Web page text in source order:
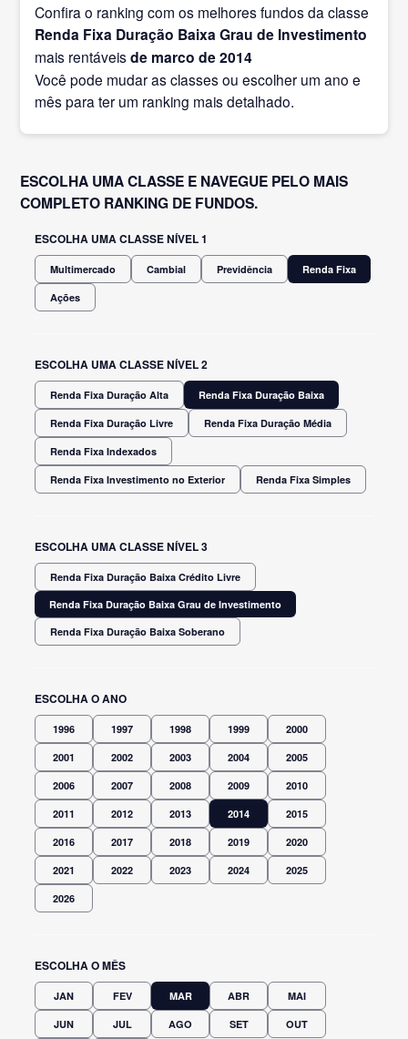
Confira o ranking com os melhores fundos da classe
Renda Fixa Duração Baixa Grau de Investimento
mais rentáveisde marco de 2014
Você pode mudar as classes ou escolher um ano e
mês para ter um ranking mais detalhado.
ESCOLHA UMA CLASSE E NAVEGUE PELO MAIS
COMPLETO RANKING DE FUNDOS.
ESCOLHA UMA CLASSE NÍVEL 1
Multimercado Cambial Previdência Renda Fixa
Ações
ESCOLHA UMA CLASSE NÍVEL 2
Renda Fixa Duração Alta Renda Fixa Duração Baixa
Renda Fixa Duração Livre Renda Fixa Duração Média
Renda Fixa Indexados
Renda Fixa Investimento no Exterior Renda Fixa Simples
ESCOLHA UMA CLASSE NÍVEL 3
Renda Fixa Duração Baixa Crédito Livre
Renda Fixa Duração Baixa Grau de Investimento
Renda Fixa Duração Baixa Soberano
ESCOLHA O ANO
1996 1997 1998 1999 2000
2001 2002 2003 2004 2005
2006 2007 2008 2009 2010
2011 2012 2013 2014 2015
2016 2017 2018 2019 2020
2021 2022 2023 2024 2025
2026
ESCOLHA O MÊS
JAN FEV MAR ABR MAI
JUN JUL AGO SET OUT